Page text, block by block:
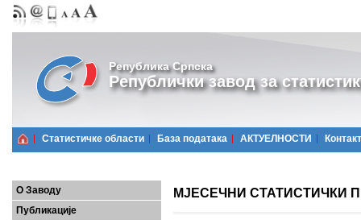
Република Српска
Републички завод за
Статистичке области Базa података АКТУЕЛНОСТИ Контакт
О Заводу
Публикације
МЈЕСЕЧНИ СТАТИСТИЧКИ